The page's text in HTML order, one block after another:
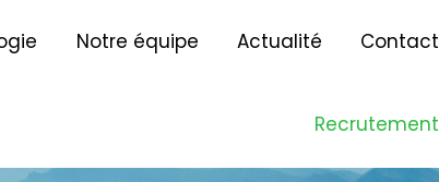
Notre équipe Actualité Contact
Recrutement